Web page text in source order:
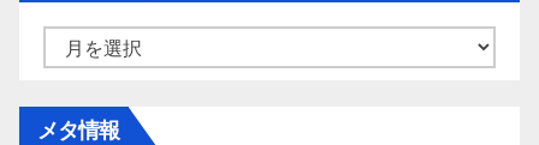
ー
メタ情報